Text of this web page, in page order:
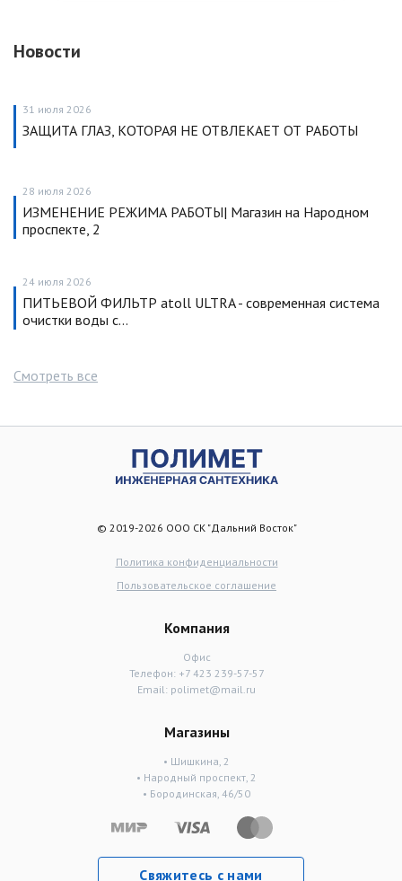
Новости
31 июля 2026
ЗАЩИТА ГЛАЗ, КОТОРАЯ НЕ ОТВЛЕКАЕТ ОТ РАБОТЫ
28 июля 2026
ИЗМЕНЕНИЕ РЕЖИМА РАБОТЫ| Магазин на Народном
проспекте, 2
24 июля 2026
ПИТЬЕВОЙ ФИЛЬТР atoll ULTRA - современная система
очистки воды с…
Смотреть все
© 2019-2026 ООО СК "Дальний Восток"
Политика конфиденциальности
Пользовательское соглашение
Компания
Офис
Телефон: +7 423 239-57-57
Email: polimet@mail.ru
Магазины
• Шишкина, 2
• Народный проспект, 2
• Бородинская, 46/50
Свяжитесь с нами